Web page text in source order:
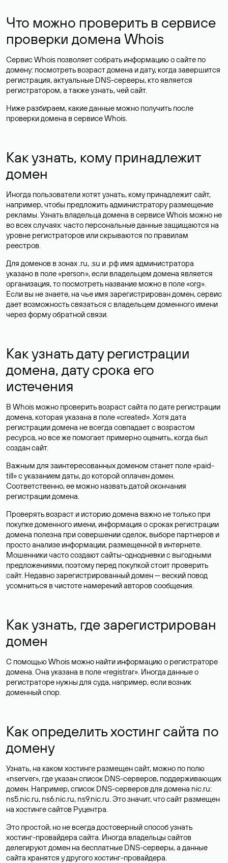
Что можно проверить в сервисе
проверки домена Whois
Сервис Whois позволяет собрать информацию о сайте по
домену: посмотреть возраст домена и дату, когда завершится
регистрация, актуальные DNS-серверы, кто является
регистратором, а также узнать, чей сайт.
Ниже разбираем, какие данные можно получить после
проверки домена в сервисе Whois.
Как узнать, кому принадлежит
домен
Иногда пользователи хотят узнать, кому принадлежит сайт,
например, чтобы предложить администратору размещение
рекламы. Узнать владельца домена в сервисе Whois можно не
во всех случаях: часто персональные данныезащищаются на
уровне регистраторов или скрываются по правилам
реестров.
Для доменов в зонах .ru, .su и .рф имя администратора
указано в поле «person», если владельцем домена является
организация, то посмотреть название можно в поле «org».
Если вы не знаете, на чье имя зарегистрирован домен, сервис
дает возможность связаться с владельцем доменного имени
через форму обратной связи.
Как узнать дату регистрации
домена, дату срока его
истечения
В Whois можно проверить возраст сайта по дате регистрации
домена, которая указана в поле «created». Хотя дата
регистрации домена не всегда совпадает с возрастом
ресурса, но все же помогает примерно оценить, когда был
создан сайт.
Важным для заинтересованных доменом станет поле «paid-
till» с указанием даты, до которой оплачен домен.
Соответственно, ее можно назвать датой окончания
регистрации домена.
Проверять возраст и историю домена важно не только при
покупке доменного имени, информация о сроках регистрации
домена полезна при совершении сделок, выборе партнеров и
просто анализе информации, размещенной в интернете.
Мошенники часто создают сайты-однодневки с выгодными
предложениями, поэтому перед покупкой стоит проверить
сайт. Недавно зарегистрированный домен — веский повод
усомниться в чистоте намерений авторов сообщения.
Как узнать, где зарегистрирован
домен
С помощью Whois можно найти информацию о регистраторе
домена. Она указана в поле «registrar». Иногда данные о
регистраторе нужны для суда, например, если возник
доменный спор.
Как определить хостинг сайта по
домену
Узнать, на каком хостинге размещен сайт, можно по полю
«nserver», где указан список DNS-серверов, поддерживающих
домен. Например, список DNS-серверов для домена nic.ru:
ns5.nic.ru, ns6.nic.ru, ns9.nic.ru. Это значит, что сайт размещен
на хостинге сайтов Руцентра.
Это простой, но не всегда достоверный способ узнать
хостинг-провайдера сайта. Иногда владельцы сайтов
делегируют домен на бесплатные DNS-серверы, а данные
сайта хранятся у другого хостинг-провайдера.